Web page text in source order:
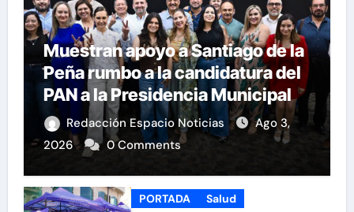
Muestran apoyo a Santiago de la
Peña rumbo a la candidatura del
PAN a la Presidencia Municipal
Redacción Espacio Noticias
Ago 3,
2026
0 Comments
PORTADA Salud